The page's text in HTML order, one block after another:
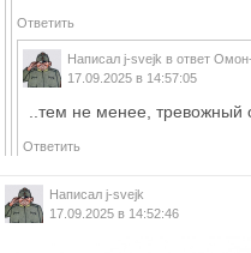
Ответить
Написал j-svejk в ответ
17.09.2025 в 14:57:05
..тем не менее, тревожный
Ответить
Написал j-svejk
17.09.2025 в 14:52:46